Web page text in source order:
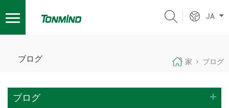
JA
ブログ 家 ブログ
ブログ